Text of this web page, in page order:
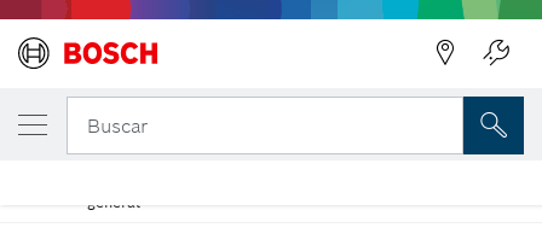
Buscar
general
TU VARIANTE SELECCIONADA
Hojas para sierra caladora con vástago en
para uso general